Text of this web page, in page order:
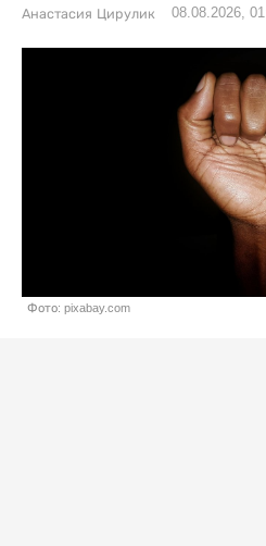
Анастасия Цирулик 08.08.2026,
Фото: pixabay.com